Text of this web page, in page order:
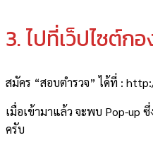
3. ไปที่เว็ปไซต์ก
สมัคร “สอบตำรวจ” ได้ที่ :
เมื่อเข้ามาแล้ว จะพบ Pop-up
ครับ